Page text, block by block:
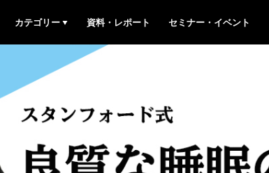
カテゴリー 資料・レポート セミナー・イベント